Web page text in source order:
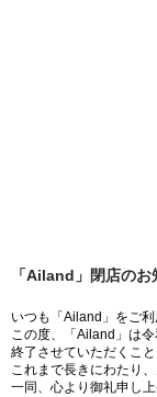
「Ailand」閉店の
いつも「Ailand」をご
この度、「Ailand」は
終了させていただくこと
これまで長きにわたり
一同、心より御礼申し上